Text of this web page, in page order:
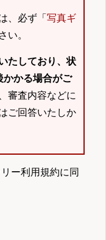
、必ず「 写真ギ
い。
たしており、状
かかる場合がご
審査内容などに
ご回答いたしか
ー利用規約に同